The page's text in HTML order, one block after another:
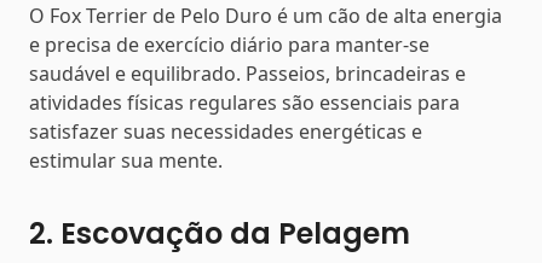
O Fox Terrier de Pelo Duro é um cão de alta energia
e precisa de exercício diário para manter-se
saudável e equilibrado. Passeios, brincadeiras e
atividades físicas regulares são essenciais para
satisfazer suas necessidades energéticas e
estimular sua mente.
2. Escovação da Pelagem